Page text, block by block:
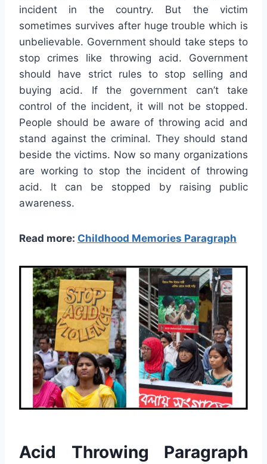
incident in the country. But the victim
sometimes survives after huge trouble which is
unbelievable. Government should take steps to
stop crimes like throwing acid. Government
should have strict rules to stop selling and
buying acid. If the government can’t take
control of the incident, it will not be stopped.
People should be aware of throwing acid and
stand against the criminal. They should stand
beside the victims. Now so many organizations
are working to stop the incident of throwing
acid. It can be stopped by raising public
awareness.
Read more: Childhood Memories Paragraph
Acid Throwing Paragraph